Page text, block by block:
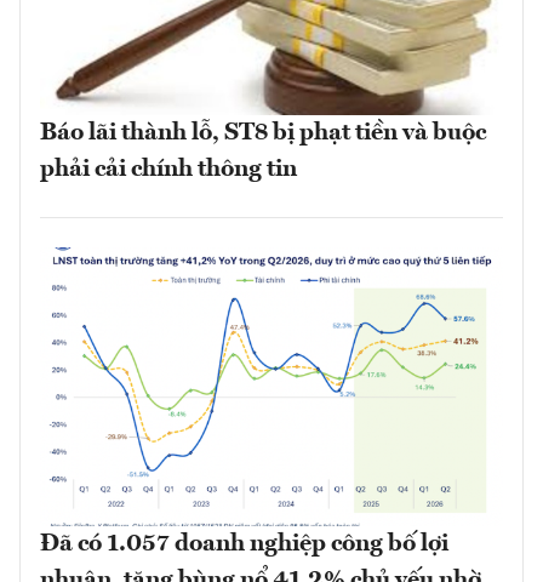
Báo lãi thành lỗ, ST8 bị phạt tiền và buộc
phải cải chính thông tin
Đã có 1.057 doanh nghiệp công bố lợi